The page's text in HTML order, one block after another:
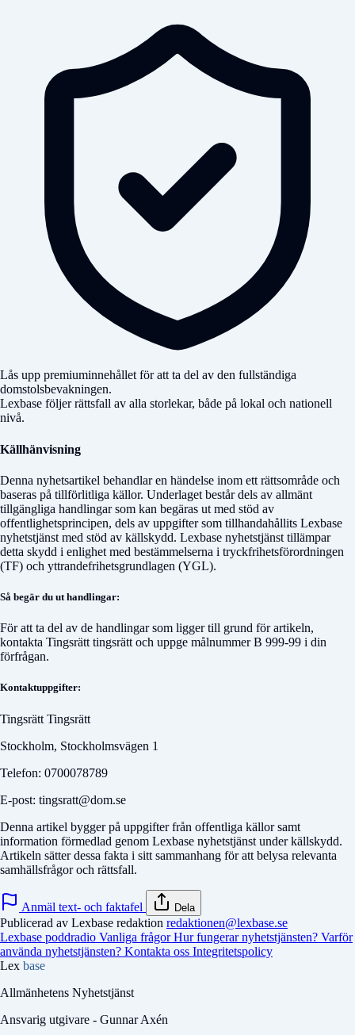
Lås upp premiuminnehållet för att ta del av den fullständiga
domstolsbevakningen.
Lexbase följer rättsfall av alla storlekar, både på lokal och nationell
nivå.
Källhänvisning
Denna nyhetsartikel behandlar en händelse inom ett rättsområde och
baseras på tillförlitliga källor. Underlaget består dels av allmänt
tillgängliga handlingar som kan begäras ut med stöd av
offentlighetsprincipen, dels av uppgifter som tillhandahållits Lexbase
nyhetstjänst med stöd av källskydd. Lexbase nyhetstjänst tillämpar
detta skydd i enlighet med bestämmelserna i tryckfrihetsförordningen
(TF) och yttrandefrihetsgrundlagen (YGL).
Så begär du ut handlingar:
För att ta del av de handlingar som ligger till grund för artikeln,
kontakta Tingsrätt tingsrätt och uppge målnummerB 999-99 i din
förfrågan.
Kontaktuppgifter:
Tingsrätt Tingsrätt
Stockholm, Stockholmsvägen 1
Telefon: 0700078789
E-post: tingsratt@dom.se
Denna artikel bygger på uppgifter från offentliga källor samt
information förmedlad genom Lexbase nyhetstjänst under källskydd.
Artikeln sätter dessa fakta i sitt sammanhang för att belysa relevanta
samhällsfrågor och rättsfall.
Anmäl text- och faktafel Dela
Publicerad av Lexbase redaktion redaktionen@lexbase.se
Lexbase poddradio Vanliga frågorHur fungerar nyhetstjänsten? Varför
använda nyhetstjänsten? Kontakta oss Integritetspolicy
Lex base
Allmänhetens Nyhetstjänst
Ansvarig utgivare - Gunnar Axén